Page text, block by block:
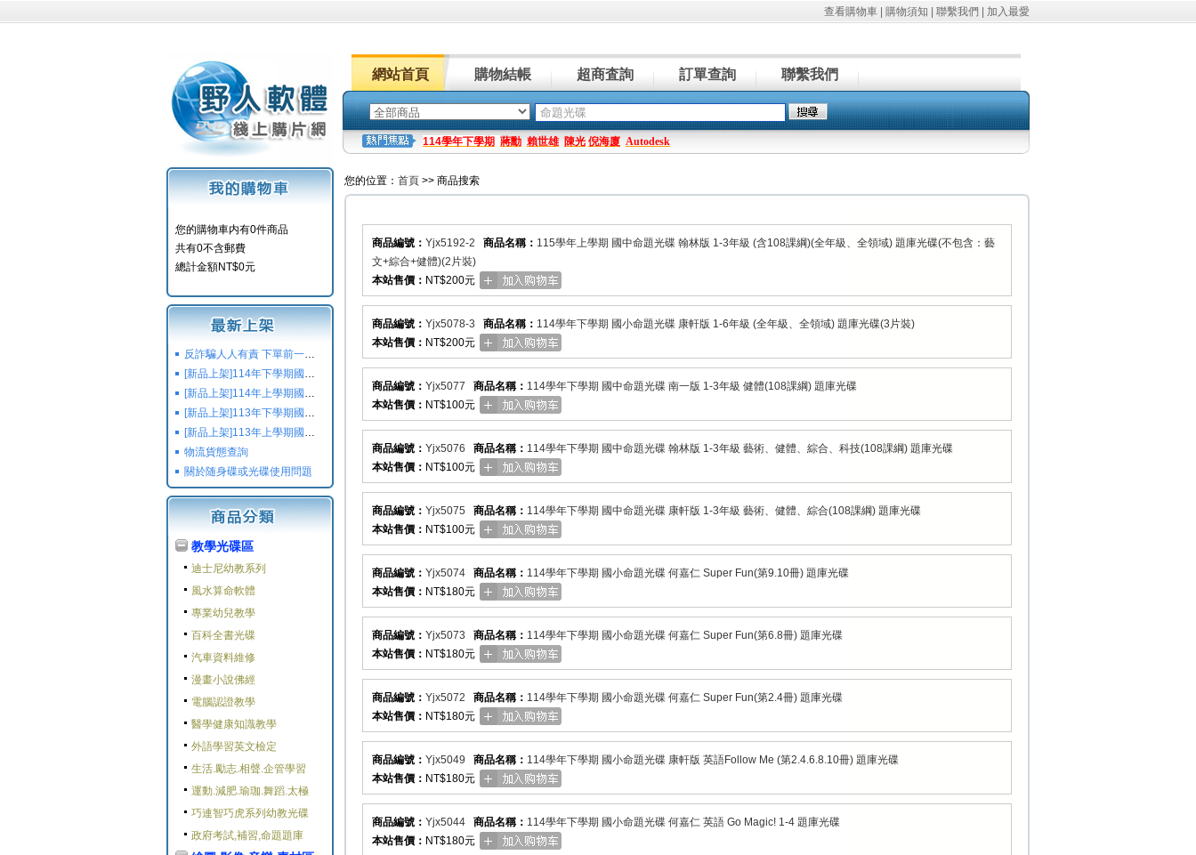
查看購物車 購物須知 聯繫我們 加入最愛
網站首頁 購物結帳 超商査詢 訂單查詢 聯繫我們
114學年下學期 蔣勳 賴世雄 陳光 倪海廈 Autodesk
您的購物車内有0件商品
共有0不含郵費
總計金額NT$0元
反詐騙人人有責 下單前一定要注意
[新品上架]114年下學期國小國中高中命題光碟,校用卷,習作
[新品上架]114年上學期國小國中高中命題光碟,校用卷,習作
[新品上架]113年下學期國小國中高中命題光碟,校用卷,習作
[新品上架]113年上學期國小國中高中命題光碟,校用卷,習作
物流貨態查詢
關於随身碟或光碟使用問題
教學光碟區
迪士尼幼教系列
風水算命軟體
專業幼兒教學
百科全書光碟
汽車資料維修
漫畫小說佛經
電腦認證教學
醫學健康知識教學
外語學習英文檢定
生活.勵志.相聲.企管學習
運動.減肥.瑜珈.舞蹈.太極
巧連智巧虎系列幼教光碟
政府考試,補習,命題題庫
您的位置： 首頁 >> 商品搜索
商品編號： Yjx5192-2 商品名稱： 115學年上學期 國中命題光碟 翰林版 1-3年級 (含108課綱)(全年級、全領域) 題庫光碟(不包含：藝
文+綜合+健體)(2片裝)
本站售價： NT$200元
商品編號： Yjx5078-3 商品名稱： 114學年下學期 國小命題光碟 康軒版 1-6年級 (全年級、全領域) 題庫光碟(3片裝)
本站售價： NT$200元
商品編號： Yjx5077 商品名稱： 114學年下學期 國中命題光碟 南一版 1-3年級 健體(108課綱) 題庫光碟
本站售價： NT$100元
商品編號： Yjx5076 商品名稱： 114學年下學期 國中命題光碟 翰林版 1-3年級 藝術、健體、綜合、科技(108課綱) 題庫光碟
本站售價： NT$100元
商品編號： Yjx5075 商品名稱： 114學年下學期 國中命題光碟 康軒版 1-3年級 藝術、健體、綜合(108課綱) 題庫光碟
本站售價： NT$100元
商品編號： Yjx5074 商品名稱： 114學年下學期 國小命題光碟 何嘉仁 Super Fun(第9.10冊) 題庫光碟
本站售價： NT$180元
商品編號： Yjx5073 商品名稱： 114學年下學期 國小命題光碟 何嘉仁 Super Fun(第6.8冊) 題庫光碟
本站售價： NT$180元
商品編號： Yjx5072 商品名稱： 114學年下學期 國小命題光碟 何嘉仁 Super Fun(第2.4冊) 題庫光碟
本站售價： NT$180元
商品編號： Yjx5049 商品名稱： 114學年下學期 國小命題光碟 康軒版 英語Follow Me (第2.4.6.8.10冊) 題庫光碟
本站售價： NT$180元
商品編號： Yjx5044 商品名稱： 114學年下學期 國小命題光碟 何嘉仁 英語 Go Magic! 1-4 題庫光碟
本站售價： NT$180元